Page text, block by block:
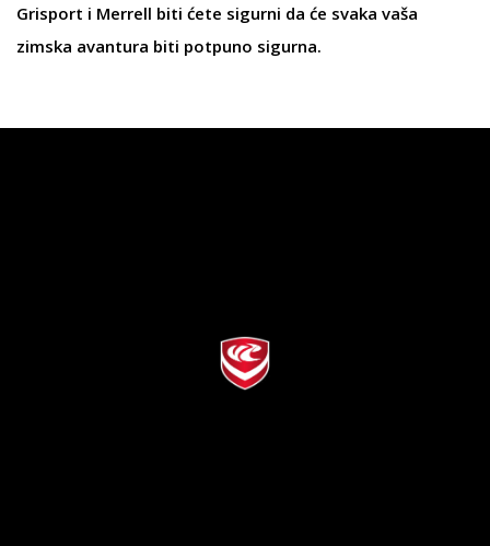
Grisport i Merrell biti ćete sigurni da će svaka vaša
zimska avantura biti potpuno sigurna.